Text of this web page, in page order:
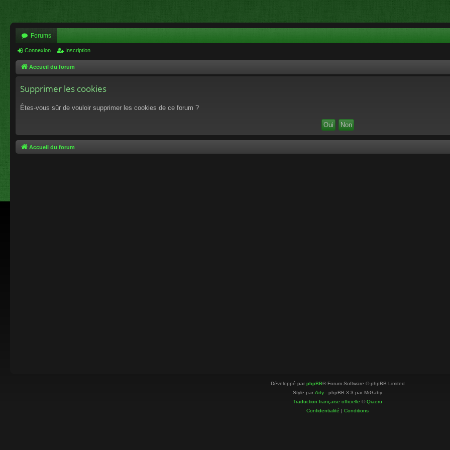
Forums
Connexion Inscription
Accueil du forum
Supprimer les cookies
Êtes-vous sûr de vouloir supprimer les cookies de ce forum ?
Accueil du forum
Développé par phpBB® Forum Software © phpBB Limited
Style par Arty - phpBB 3.3 par MrGaby
Traduction française officielle ©Qiaeru
Confidentialité | Conditions